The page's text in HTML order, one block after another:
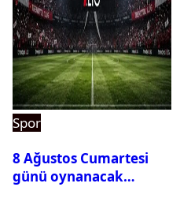
Spor
8 Ağustos Cumartesi
günü oynanacak